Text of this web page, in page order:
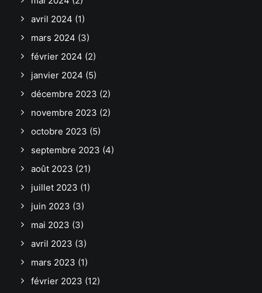
avril 2024 (1)
mars 2024 (3)
février 2024 (2)
janvier 2024 (5)
décembre 2023 (2)
novembre 2023 (2)
octobre 2023 (5)
septembre 2023 (4)
août 2023 (21)
juillet 2023 (1)
juin 2023 (3)
mai 2023 (3)
avril 2023 (3)
mars 2023 (1)
février 2023 (12)